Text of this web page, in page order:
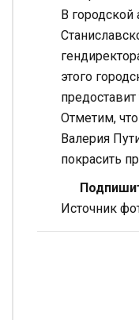
В городской
этого
Отметим,
Валерия
покрасить
Источник